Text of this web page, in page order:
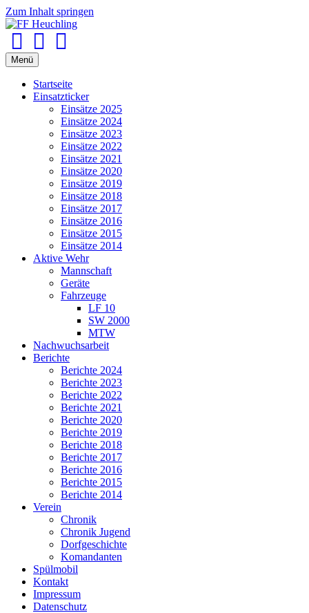
Zum Inhalt springen
Menü
Startseite
Einsatzticker
Einsätze 2025
Einsätze 2024
Einsätze 2023
Einsätze 2022
Einsätze 2021
Einsätze 2020
Einsätze 2019
Einsätze 2018
Einsätze 2017
Einsätze 2016
Einsätze 2015
Einsätze 2014
Aktive Wehr
Mannschaft
Geräte
Fahrzeuge
LF 10
SW 2000
MTW
Nachwuchsarbeit
Berichte
Berichte 2024
Berichte 2023
Berichte 2022
Berichte 2021
Berichte 2020
Berichte 2019
Berichte 2018
Berichte 2017
Berichte 2016
Berichte 2015
Berichte 2014
Verein
Chronik
Chronik Jugend
Dorfgeschichte
Komandanten
Spülmobil
Kontakt
Impressum
Datenschutz